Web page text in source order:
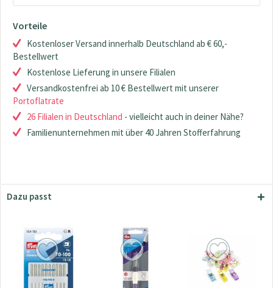
Vorteile
Kostenloser Versand innerhalb Deutschland ab € 60,-
Bestellwert
Kostenlose Lieferung in unsere Filialen
Versandkostenfrei ab 10 € Bestellwert mit unserer
Portoflatrate
26 Filialen in Deutschland - vielleicht auch in deiner Nähe?
Familienunternehmen mit über 40 Jahren Stofferfahrung
Dazu passt